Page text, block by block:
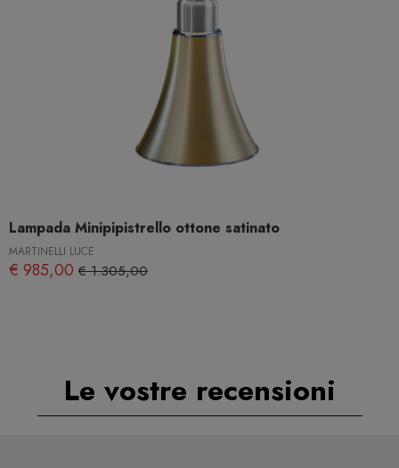
Lampada Minipipistrello ottone satinato
MARTINELLI LUCE
€ 985,00 € 1.305,00
Le vostre recensioni